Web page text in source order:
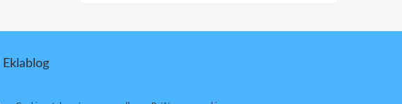
Eklablog